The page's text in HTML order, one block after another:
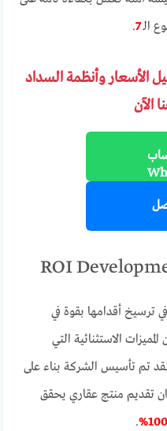
الـ7
.
الأسعار وأنظمة السداد
الآن
في ترسيخ أقدامها بقوة في
الاستثنائية التي
تم تأسيس الشركة بناء على
تقديم منتج عقاري يحقق
100%
.